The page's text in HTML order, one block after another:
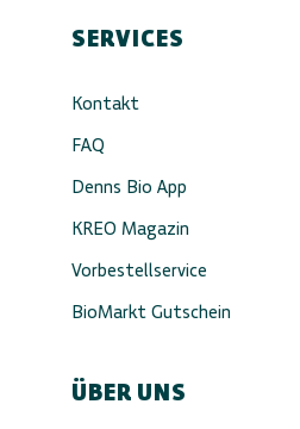
SERVICES
Kontakt
FAQ
Denns Bio App
KREO Magazin
Vorbestellservice
BioMarkt Gutschein
ÜBER UNS